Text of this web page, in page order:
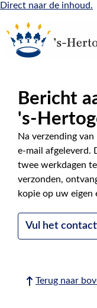
Direct naar de inhoud.
Bericht
's-
Na verzending
e-mail afgeleverd.
twee werkdagen
verzonden,
kopie op uw eigen
Vul het
Terug naar